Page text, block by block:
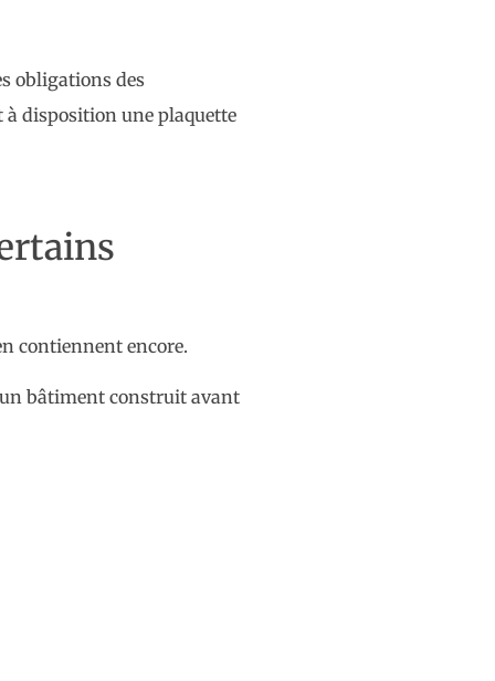
obligations des
à disposition une plaquette
contiennent encore.
bâtiment construit avant